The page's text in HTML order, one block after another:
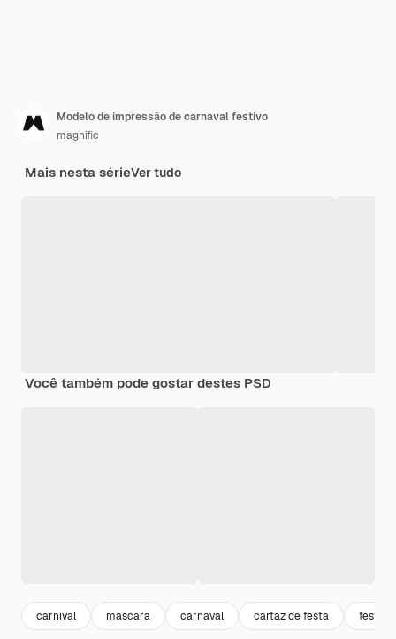
Modelo de impressão de carnaval festivo
magnific
Mais nesta sérieVer tudo
Você também pode gostar destes PSD
carnival mascara carnaval cartaz de festa festa